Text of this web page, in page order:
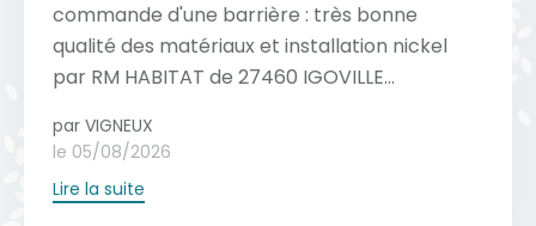
Voir toutes les couleurs
Voir tous nos motifs
Voir toute la collection
matériau est naturellement résistant à la
rouille et aux intempéries. Un nettoyage
régulier à l'eau savonneuse (PH neutre)
aspect, tandis qu'une inspection annuelle
des mécanismes et des fixations garantit
une longévité optimale.
Voir toutes nos réalisations
commande d'une barrière : très bonne
qualité des matériaux et installation nickel
par RM HABITAT de 27460 IGOVILLE...
par VIGNEUX
le 05/08/2026
Lire la suite